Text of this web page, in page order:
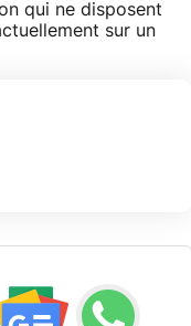
qui ne disposent
sur un